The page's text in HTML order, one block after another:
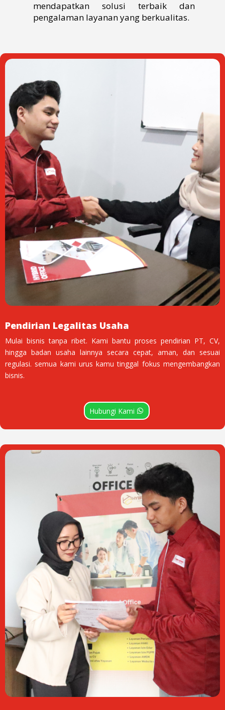
mendapatkan solusi terbaik dan
pengalaman layanan yang berkualitas.
Pendirian Legalitas Usaha
Mulai bisnis tanpa ribet. Kami bantu proses pendirian PT, CV,
hingga badan usaha lainnya secara cepat, aman, dan sesuai
regulasi. semua kami urus kamu tinggal fokus mengembangkan
bisnis.
Hubungi Kami